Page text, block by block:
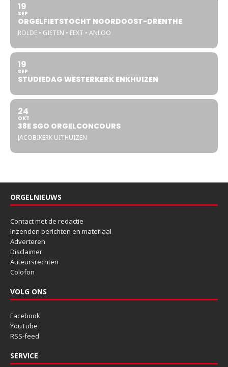
19
SEP
ORGELFIETSTOCHT NOORDOOST-DRENTHE
ROLDE • GIETEN • EEXT • ANLOO
19
SEP
STUDIEDAG WESTERKERK ENKHUIZEN
24
OKT
38E SGO ORGELCONCOURS
JACOBIKERK UITHUIZEN
ORGELNIEUWS
Contact met de redactie
Inzenden berichten en materiaal
Adverteren
Disclaimer
Auteursrechten
Colofon
VOLG ONS
Facebook
YouTube
RSS-feed
SERVICE